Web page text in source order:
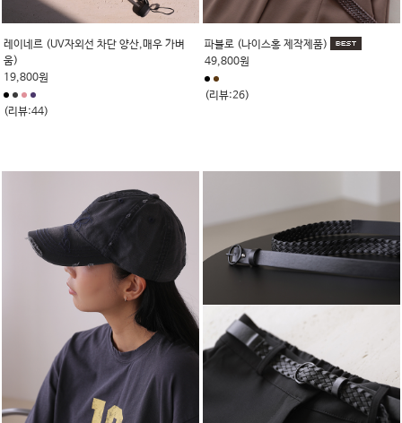
레이네르 (UV자외선 차단 양산,매우 가벼
움)
19,800원
(리뷰:44)
파블로 (나이스홍 제작제품)
49,800원
(리뷰:26)